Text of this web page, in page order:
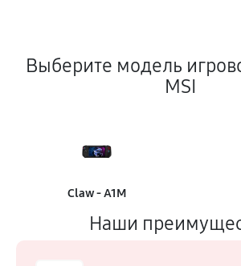
Выберите модель
MSI
Claw - A1M
Наши